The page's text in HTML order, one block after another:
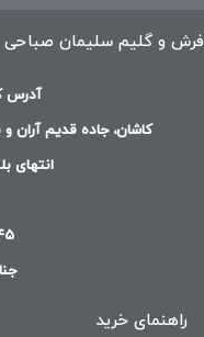
برند های
برندهای معروف فرش
فرش های صادراتی بافت
فرش خاطره
فرش و گلیم سلیمان صباحی
آدرس
کاشان، جاده قدیم
انتهای
راهنمای خرید